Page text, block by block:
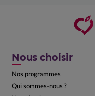
Nous choisir
Nos programmes
Qui sommes-nous ?